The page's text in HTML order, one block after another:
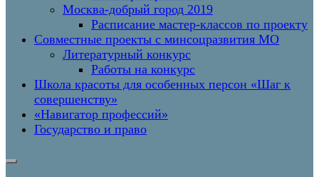
Москва-добрый город 2019
Расписание мастер-классов по проекту
Совместные проекты с минсоцразвития МО
Литературный конкурс
Работы на конкурс
Школа красоты для особенных персон «Шаг к
совершенству»
«Навигатор профессий»
Государство и право